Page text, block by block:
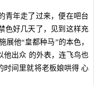
年走了过来，便在吧台
色好几天了，见到这样充
展他“皇都种马”的本色，
他出众 的外表，连飞鸟也
时间里就将老板娘哄得 心